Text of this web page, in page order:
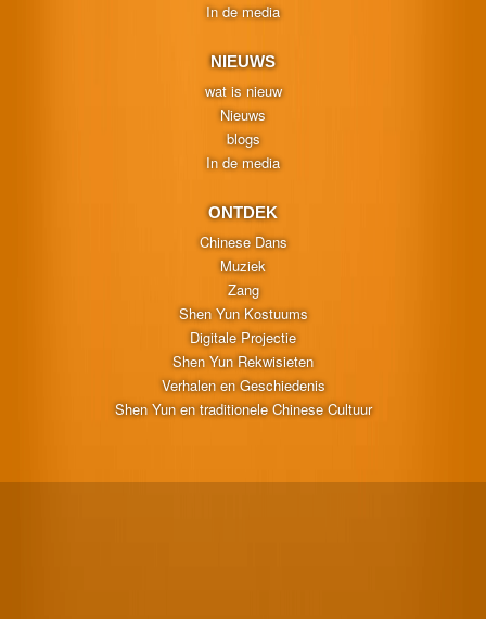
In de media
NIEUWS
wat is nieuw
Nieuws
blogs
In de media
ONTDEK
Chinese Dans
Muziek
Zang
Shen Yun Kostuums
Digitale Projectie
Shen Yun Rekwisieten
Verhalen en Geschiedenis
Shen Yun en traditionele Chinese Cultuur